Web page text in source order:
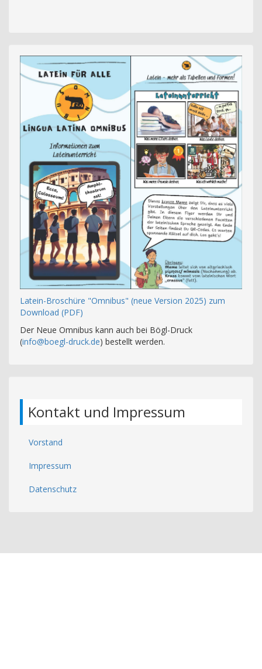
Latein-Broschüre "Omnibus" (neue Version 2025) zum
Download (PDF)
Der Neue Omnibus kann auch bei Bögl-Druck
(info@boegl-druck.de) bestellt werden.
Kontakt und Impressum
Vorstand
Impressum
Datenschutz